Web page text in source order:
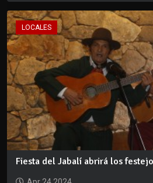
LOCALES
Fiesta del Jabalí abrirá los